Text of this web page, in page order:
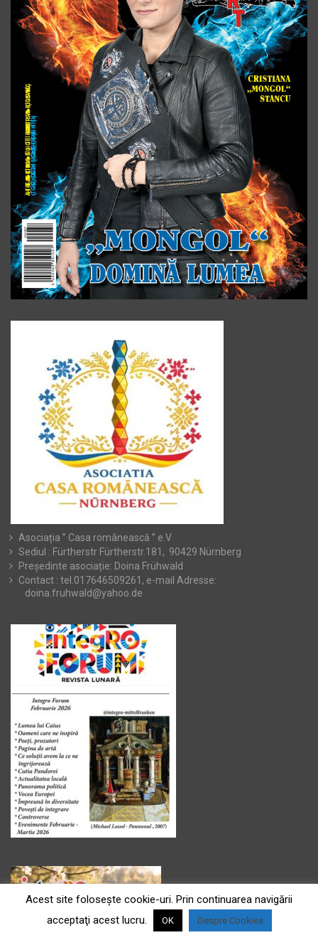
Asociația ” Casa românească ” e.V
Sediul : Fürtherstr Fürtherstr.181, 90429 Nürnberg
Președinte asociație: Doina Frühwald
Contact : tel.017646509261, e-mail Adresse:
doina.fruhwald@yahoo.de
Acest site foloseşte cookie-uri. Prin continuarea navigării
acceptaţi acest lucru.
OK Despre Cookies